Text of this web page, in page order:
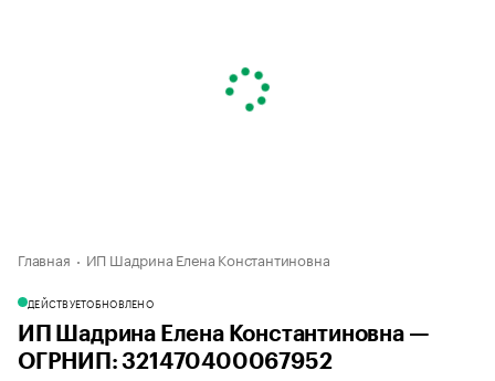
Главная ИП Шадрина Елена Константиновна
ДЕЙСТВУЕТОБНОВЛЕНО
ИП Шадрина Елена Константиновна —
ОГРНИП: 321470400067952